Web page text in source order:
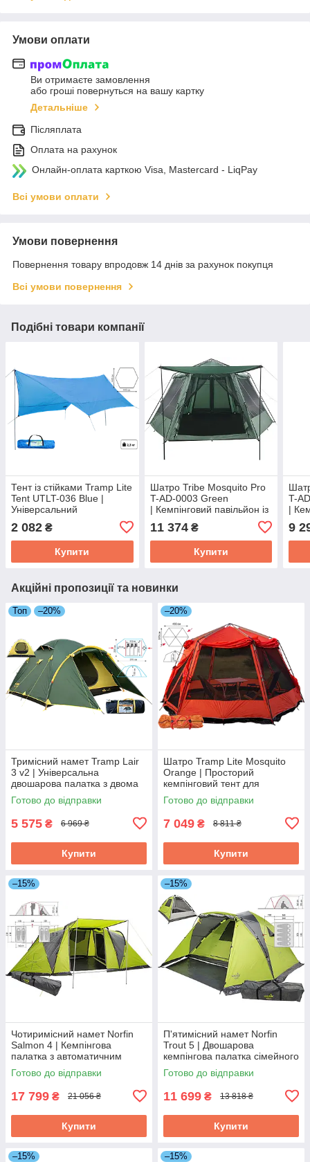
Умови оплати
Ви отримаєте замовлення
або гроші повернуться на вашу картку
Детальніше
Післяплата
Оплата на рахунок
Онлайн-оплата карткою Visa, Mastercard - LiqPay
Всі умови оплати
Умови повернення
Повернення товару впродовж 14 днів за рахунок покупця
Всі умови повернення
Подібні товари компанії
Тент із стійками Tramp Lite
Tent UTLT-036 Blue |
Універсальний
захисний навіс від сонця
та дощу для кемпінгу
2 082 ₴
Купити
Шатро Tribe Mosquito Pro
T-AD-0003 Green
| Кемпінговий павільйон із
комфортного відпочинку
на природі
11 374₴
Купити
T-
|
на
9
Акційні пропозиції та новинки
Топ –20%
Тримісний намет Tramp Lair
3 v2 | Універсальна
двошарова палатка з двома
тамбурами і двома входами
для туризму та кемпінгу
Готово до відправки
5 575 ₴ 6 969 ₴
Купити
–20%
Шатро Tramp Lite Mosquito
Orange | Просторий
кемпінговий тент для
відпочинку на природі,
надійний захист від сонця та
Готово до відправки
7 049 ₴ 8 811 ₴
Купити
–15%
Чотиримісний намет Norfin
Salmon 4 | Кемпінгова
палатка з автоматичним
каркасом, 2 спальні,
просторий та високий тамбур
Готово до відправки
17 799 ₴ 21 056 ₴
Купити
–15%
П'ятимісний намет Norfin
Trout 5 | Двошарова
кемпінгова палатка сімейного
типу з автоматичним
каркасом, один вхід, один
Готово до відправки
11 699 ₴ 13 818 ₴
Купити
–15% –15%